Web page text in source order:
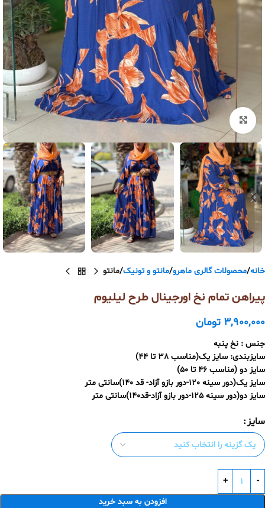
بزرگنمایی تصویر
خانه محصولات گالری ماهرو مانتو و تونیک مانتو
پیراهن تمام نخ اورجینال طرح لیلیوم
3,900,000 تومان
جنس : نخ پنبه
سایزبندی: سایز یک(مناسب 38 تا 44)
سایز دو (مناسب 46 تا 50)
سایز یک(دور سینه 120-دور بازو آزاد- قد 140)سانتی متر
سایز دو(دور سینه 125-دور بازو آزاد-قد140)سانتی متر
سایز
افزودن به سبد خرید